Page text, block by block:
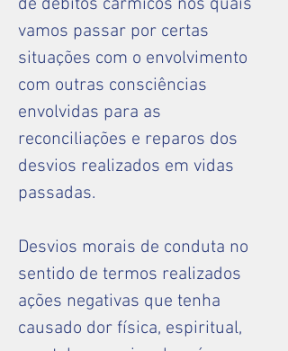
de débitos cármicos nos quais
vamos passar por certas
situações com o envolvimento
com outras consciências
envolvidas para as
reconciliações e reparos dos
desvios realizados em vidas
passadas.
Desvios morais de conduta no
sentido de termos realizados
ações negativas que tenha
causado dor física, espiritual,